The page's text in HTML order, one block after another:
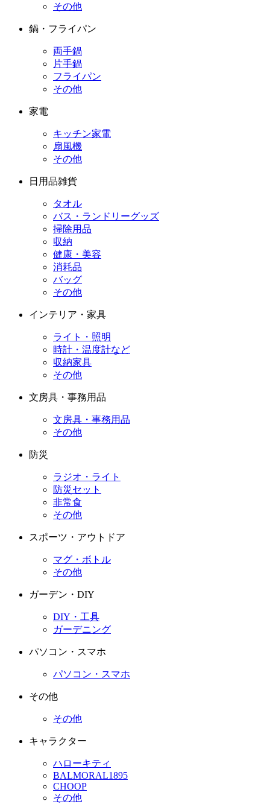
その他
鍋・フライパン
両手鍋
片手鍋
フライパン
その他
家電
キッチン家電
扇風機
その他
日用品雑貨
タオル
バス・ランドリーグッズ
掃除用品
収納
健康・美容
消耗品
バッグ
その他
インテリア・家具
ライト・照明
時計・温度計など
収納家具
その他
文房具・事務用品
文房具・事務用品
その他
防災
ラジオ・ライト
防災セット
非常食
その他
スポーツ・アウトドア
マグ・ボトル
その他
ガーデン・DIY
DIY・工具
ガーデニング
パソコン・スマホ
パソコン・スマホ
その他
その他
キャラクター
ハローキティ
BALMORAL1895
CHOOP
その他